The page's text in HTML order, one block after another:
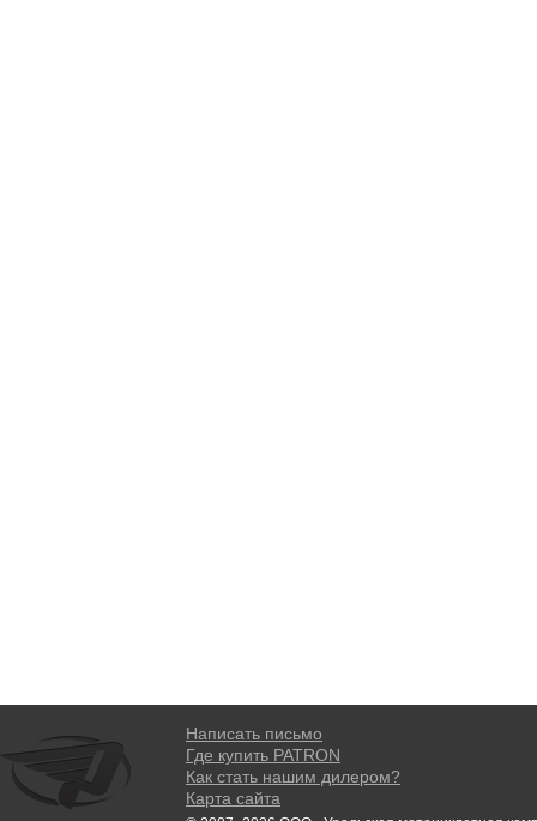
Написать письмо
Где купить PATRON
Как стать нашим дилером?
Карта сайта